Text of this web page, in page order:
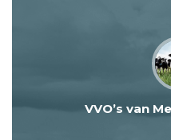
VVO’s van